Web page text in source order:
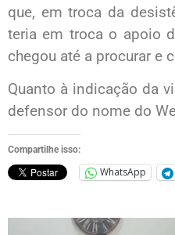
que, em troca da
teria em troca o apoio
chegou até a procurar e
Quanto à indicação da
defensor do nome do
Compartilhe isso:
WhatsApp